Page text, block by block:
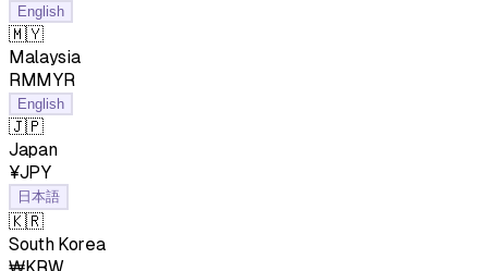
English
🇲🇾
Malaysia
RMMYR
English
🇯🇵
Japan
¥JPY
日本語
🇰🇷
South Korea